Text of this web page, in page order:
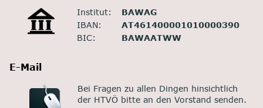
E-Mail
Bei Fragen zu allen Dingen hinsichtlich
der HTVÖ bitte an den Vorstand senden.
Institut:
BAWAG
IBAN:
AT461400001010000390
BIC:
BAWAATWW